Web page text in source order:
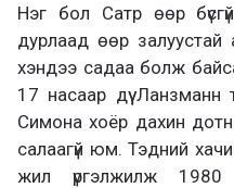
Нэг бол Сатр өөр
дурлаад өөр
хэндээ садаа болж
17 насаар дүү Ланзманн
Симона хоёр дахин
салаагүй юм. Тэдний
жил үргэлжилж